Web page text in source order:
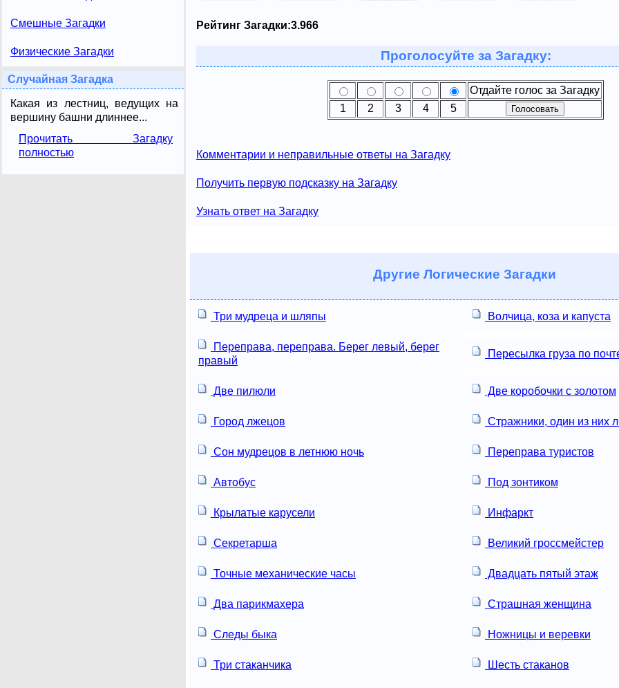
Смешные Загадки
Физические Загадки
Случайная Загадка
Какая из лестниц, ведущих на
вершину башни длиннее...
Прочитать Загадку
полностью
Рейтинг Загадки:3.966
Проголосуйте за Загадку:
Отдайте голос за Загадку
1
2 3 4 5
Комментарии и неправильные ответы на Загадку
Получить первую подсказку на Загадку
Узнать ответ на Загадку
Другие Логические Загадки
Три мудреца и шляпы Волчица, коза и капуста
Переправа, переправа. Берег левый, берег
правый
Пересылка груза по
Две пилюли Две коробочки с золотом
Город лжецов Стражники, один из них
Сон мудрецов в летнюю ночь Переправа туристов
Автобус Под зонтиком
Крылатые карусели Инфаркт
Секретарша Великий гроссмейстер
Точные механические часы Двадцать пятый этаж
Два парикмахера Страшная женщина
Следы быка Ножницы и веревки
Три стаканчика Шесть стаканов